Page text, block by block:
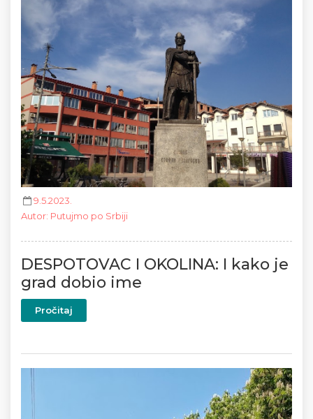
9.5.2023.
Autor: Putujmo po Srbiji
DESPOTOVAC I OKOLINA: I kako je
grad dobio ime
Pročitaj